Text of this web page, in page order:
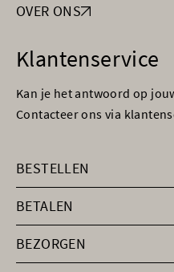
OVER ONS
Klantenservice
Kan je het antwoord op
Contacteer ons via
BESTELLEN
BETALEN
BEZORGEN